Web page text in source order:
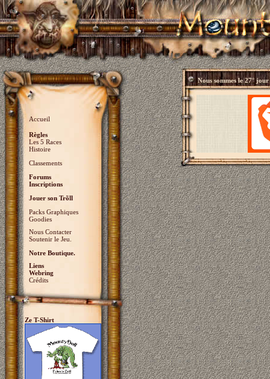
Accueil
Règles
Les 5 Races
Histoire
Classements
Forums
Inscriptions
Jouer son Trõll
Packs Graphiques
Goodies
Nous Contacter
Soutenir le Jeu.
Notre Boutique.
Liens
Webring
Crédits
Ze T-Shirt
Nous sommes le27° jour